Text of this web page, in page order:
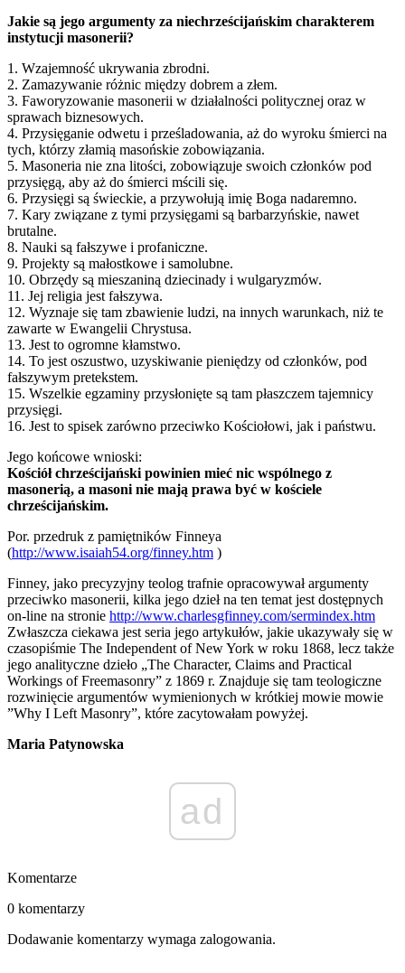
Jakie są jego argumenty za niechrześcijańskim charakterem
instytucji masonerii?
1. Wzajemność ukrywania zbrodni.
2. Zamazywanie różnic między dobrem a złem.
3. Faworyzowanie masonerii w działalności politycznej oraz w
sprawach biznesowych.
4. Przysięganie odwetu i prześladowania, aż do wyroku śmierci na
tych, którzy złamią masońskie zobowiązania.
5. Masoneria nie zna litości, zobowiązuje swoich członków pod
przysięgą, aby aż do śmierci mścili się.
6. Przysięgi są świeckie, a przywołują imię Boga nadaremno.
7. Kary związane z tymi przysięgami są barbarzyńskie, nawet
brutalne.
8. Nauki są fałszywe i profaniczne.
9. Projekty są małostkowe i samolubne.
10. Obrzędy są mieszaniną dziecinady i wulgaryzmów.
11. Jej religia jest fałszywa.
12. Wyznaje się tam zbawienie ludzi, na innych warunkach, niż te
zawarte w Ewangelii Chrystusa.
13. Jest to ogromne kłamstwo.
14. To jest oszustwo, uzyskiwanie pieniędzy od członków, pod
fałszywym pretekstem.
15. Wszelkie egzaminy przysłonięte są tam płaszczem tajemnicy
przysięgi.
16. Jest to spisek zarówno przeciwko Kościołowi, jak i państwu.
Jego końcowe wnioski:
Kościół chrześcijański powinien mieć nic wspólnego z
masonerią, a masoni nie mają prawa być w kościele
chrześcijańskim.
Por. przedruk z pamiętników Finneya
(http://www.isaiah54.org/finney.htm )
Finney, jako precyzyjny teolog trafnie opracowywał argumenty
przeciwko masonerii, kilka jego dzieł na ten temat jest dostępnych
on-line na stronie http://www.charlesgfinney.com/sermindex.htm
Zwłaszcza ciekawa jest seria jego artykułów, jakie ukazywały się w
czasopiśmie The Independent of New York w roku 1868, lecz także
jego analityczne dzieło „The Character, Claims and Practical
Workings of Freemasonry” z 1869 r. Znajduje się tam teologiczne
rozwinięcie argumentów wymienionych w krótkiej mowie mowie
”Why I Left Masonry”, które zacytowałam powyżej.
Maria Patynowska
ad
Komentarze
0 komentarzy
Dodawanie komentarzy wymaga zalogowania.